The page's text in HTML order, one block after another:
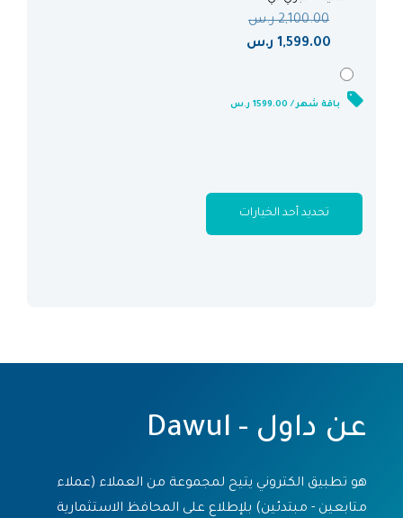
2,100.00 ر.س
1,599.00 ر.س
باقة شهر / 1599.00 ر.س
تحديد أحد الخيارات
عن داول - Dawul
هو تطبيق الكتروني يتيح لمجموعة من العملاء (عملاء
متابعين - مبتدئين) بلإطلاع على المحافظ الاستثمارية